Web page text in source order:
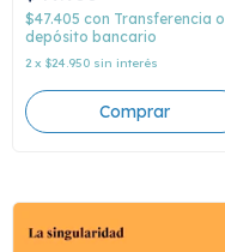
$47.405 con Transferencia o
depósito bancario
2 x $24.950 sin interés